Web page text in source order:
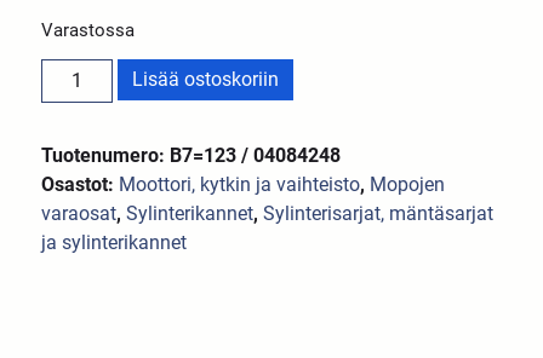
Varastossa
Lisää ostoskoriin
Tuotenumero: B7=123 / 04084248
Osastot: Moottori, kytkin ja vaihteisto, Mopojen
varaosat,Sylinterikannet,Sylinterisarjat, mäntäsarjat
ja sylinterikannet